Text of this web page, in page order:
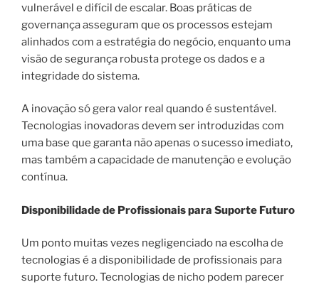
vulnerável e difícil de escalar. Boas práticas de
governança asseguram que os processos estejam
alinhados com a estratégia do negócio, enquanto uma
visão de segurança robusta protege os dados e a
integridade do sistema.
A inovação só gera valor real quando é sustentável.
Tecnologias inovadoras devem ser introduzidas com
uma base que garanta não apenas o sucesso imediato,
mas também a capacidade de manutenção e evolução
contínua.
Disponibilidade de Profissionais para Suporte Futuro
Um ponto muitas vezes negligenciado na escolha de
tecnologias é a disponibilidade de profissionais para
suporte futuro. Tecnologias de nicho podem parecer